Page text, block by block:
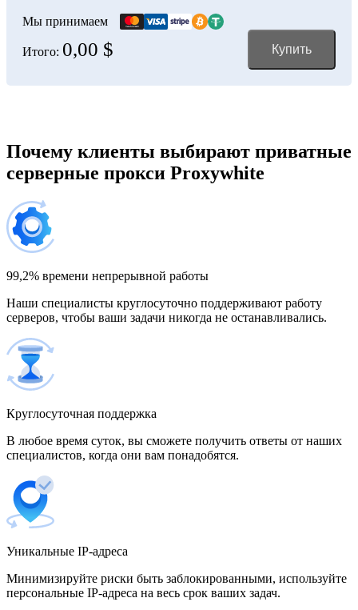
Боливия
Великобритания
Вьетнам
356,00 $
150 IP-адресов
скидка 12%
200 IP-адресов
696,00 $
1 032,00 $
500 IP-адресов
1 700,00 $
Мы принимаем
Итого: 0,00 $ Купить
Почему клиенты выбирают приватные
серверные прокси Proxywhite
99,2% времени непрерывной работы
Наши специалисты круглосуточно поддерживают работу
серверов, чтобы ваши задачи никогда не останавливались.
Круглосуточная поддержка
В любое время суток, вы сможете получить ответы от наших
специалистов, когда они вам понадобятся.
Уникальные IP-адреса
Минимизируйте риски быть заблокированными, используйте
персональные IP-адреса на весь срок ваших задач.